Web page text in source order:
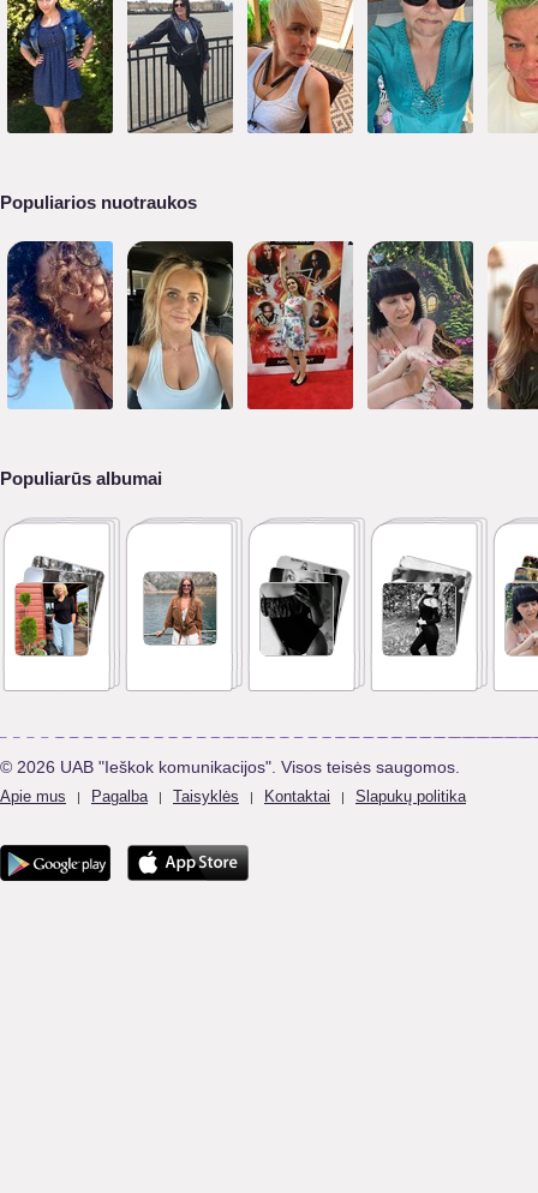
Populiarios nuotraukos
Populiarūs albumai
© 2026 UAB "Ieškok komunikacijos". Visos teisės saugomos.
Apie mus | Pagalba | Taisyklės | Kontaktai | Slapukų politika